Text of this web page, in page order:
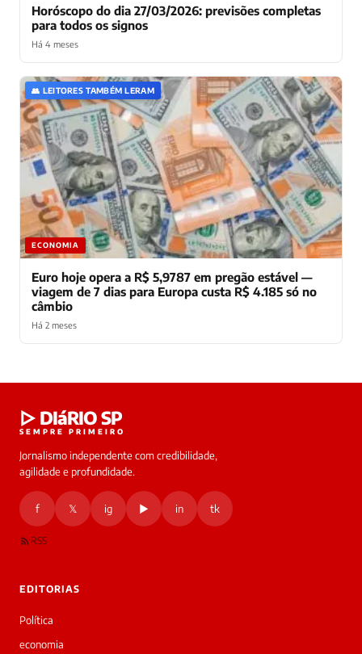
Horóscopo do dia 27/03/2026: previsões completas
para todos os signos
Há 4 meses
👥 LEITORES TAMBÉM LERAM
ECONOMIA
Euro hoje opera a R$ 5,9787 em pregão estável —
viagem de 7 dias para Europa custa R$ 4.185 só no
câmbio
Há 2 meses
online
Oi!
▷ DIáRIO SP
SEMPRE PRIMEIRO
Jornalismo independente com credibilidade,
agilidade e profundidade.
f 𝕏 ig ▶ in tk
RSS
EDITORIAS
Política
economia